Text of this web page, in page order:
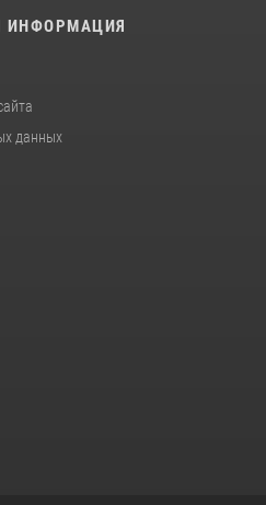
ИНФОРМАЦИЯ
данных